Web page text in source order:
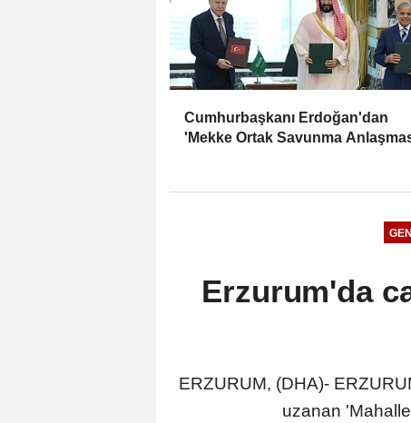
Cumhurbaşkanı Erdoğan'dan
'Mekke Ortak Savunma
Erzurum'da
ERZURUM, (DHA)-
uzanan